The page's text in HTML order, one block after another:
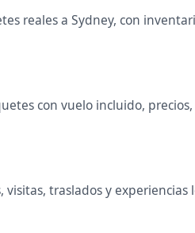
reales a Sydney, con
con vuelo incluido,
traslados y